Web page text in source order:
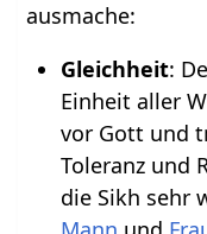
ausmache:
Gleichheit:
Einheit aller
vor Gott und
Toleranz und
die Sikh sehr